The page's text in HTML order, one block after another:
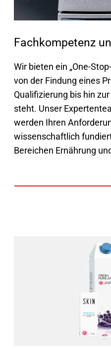
Fachkompetenz
Wir bieten ein „One-
von der Findung eines
Qualifizierung bis hin
steht. Unser
werden Ihren
wissenschaftlich
Bereichen Ernährung